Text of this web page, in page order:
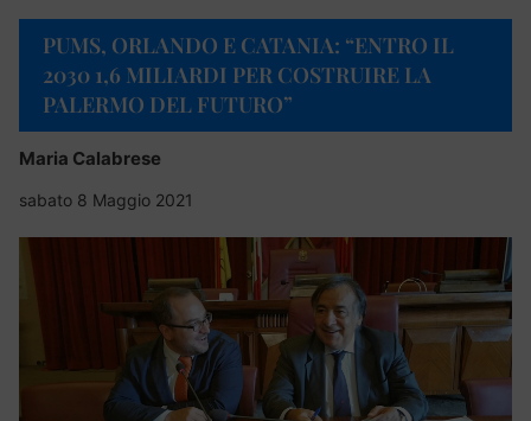
PUMS, ORLANDO E CATANIA: “ENTRO IL
2030 1,6 MILIARDI PER COSTRUIRE LA
PALERMO DEL FUTURO”
Maria Calabrese
sabato 8 Maggio 2021